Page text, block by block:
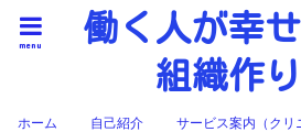
働く人が幸
組織作
menu
ホーム 自己紹介 サービス案内（クリ